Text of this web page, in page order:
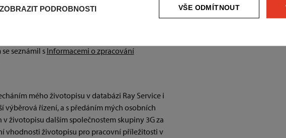
max. 10MB)
seznámil s Informacemi o zpracování
mého životopisu v databázi Ray Service i
výběrová řízení, a s předáním mých osobních
životopisu dalším společnostem skupiny 3G za
vhodnosti životopisu pro pracovní příležitosti v
VŠE ODMÍTNOUT
ZOBRAZIT PODROBNOSTI